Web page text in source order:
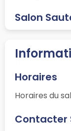
Salon
Horaires
Horaires du
Contacter